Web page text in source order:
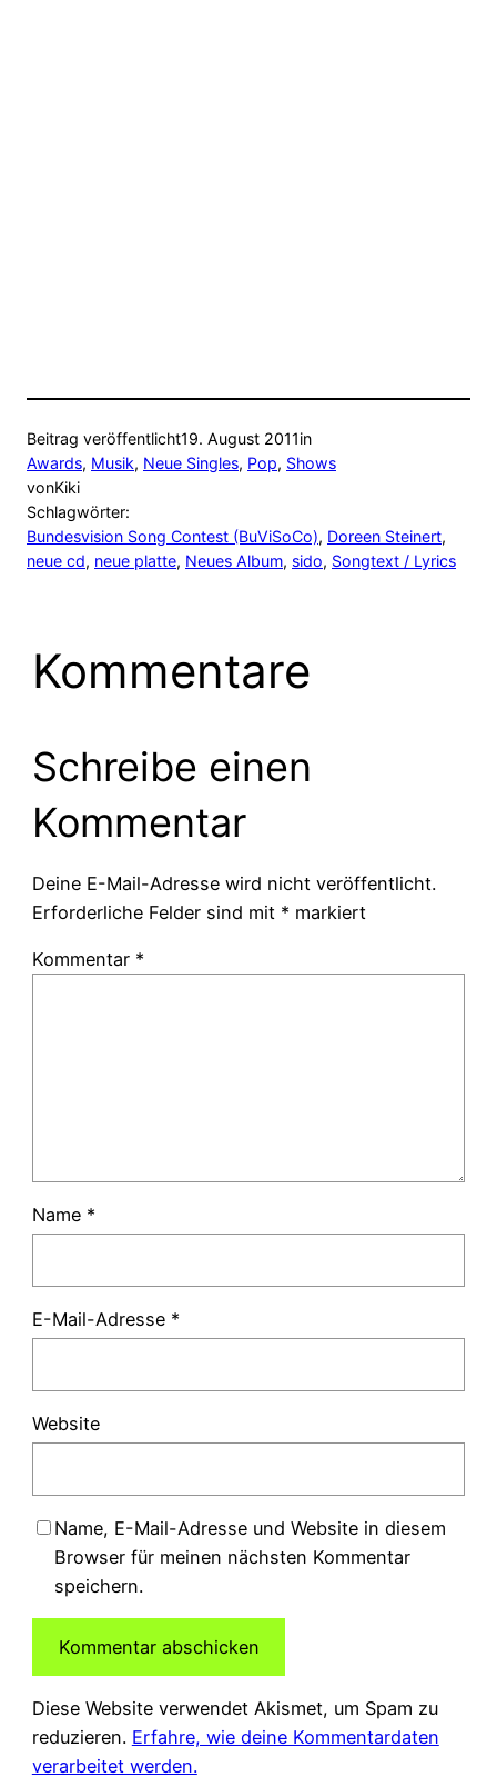
Beitrag veröffentlicht19. August 2011in
Awards, Musik, Neue Singles, Pop, Shows
vonKiki
Schlagwörter:
Bundesvision Song Contest (BuViSoCo), Doreen Steinert
neue cd, neue platte, Neues Album, sido, Songtext / Lyrics
Kommentare
Schreibe einen
Kommentar
Deine E-Mail-Adresse wird nicht veröffentlicht.
Erforderliche Felder sind mit * markiert
Kommentar *
Name *
E-Mail-Adresse *
Website
Name, E-Mail-Adresse und Website in diesem
Browser für meinen nächsten Kommentar
speichern.
Diese Website verwendet Akismet, um Spam zu
reduzieren. Erfahre, wie deine Kommentardaten
verarbeitet werden.